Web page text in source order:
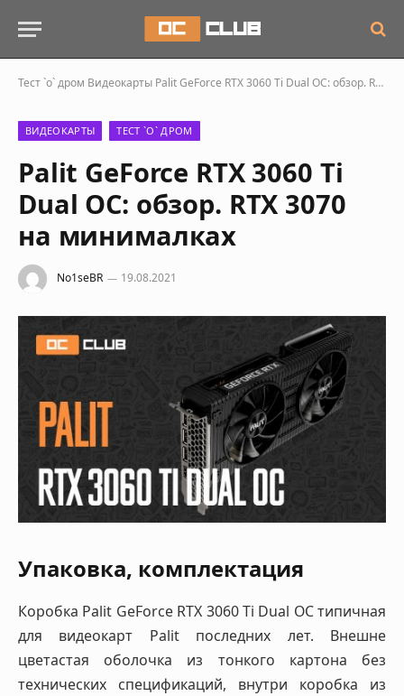
Тест `о` дром Видеокарты Palit GeForce RTX 3060 Ti Dual OC: обзор. RTX 3070 на минималках
ВИДЕОКАРТЫ ТЕСТ `О` ДРОМ
Palit GeForce RTX 3060 Ti
Dual OC: обзор. RTX 3070
на минималках
No1seBR 19.08.2021
Упаковка, комплектация
Коробка Palit GeForce RTX 3060 Ti Dual OC типичная
для видеокарт Palit последних лет. Внешне
цветастая оболочка из тонкого картона без
технических спецификаций, внутри коробка из